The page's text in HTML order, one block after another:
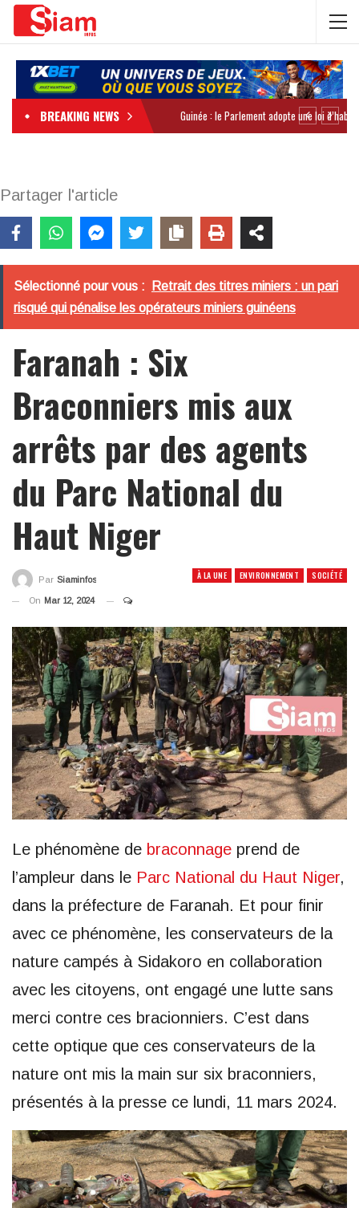
BREAKING NEWS
Partager l'article
Sélectionné pour vous :
Retrait des titres miniers : un pari
risqué qui pénalise les opérateurs miniers guinéens
Faranah : Six
Braconniers mis aux
arrêts par des agents
du Parc National du
Haut Niger
À LA UNE ENVIRONNEMENT SOCIÉTÉ
Par Siaminfos
On Mar 12, 2024
Le phénomène de braconnage prend de
l’ampleur dans le Parc National du Haut Niger,
dans la préfecture de Faranah. Et pour finir
avec ce phénomène, les conservateurs de la
nature campés à Sidakoro en collaboration
avec les citoyens, ont engagé une lutte sans
merci contre ces bracionniers. C’est dans
cette optique que ces conservateurs de la
nature ont mis la main sur six braconniers,
présentés à la presse ce lundi, 11 mars 2024.